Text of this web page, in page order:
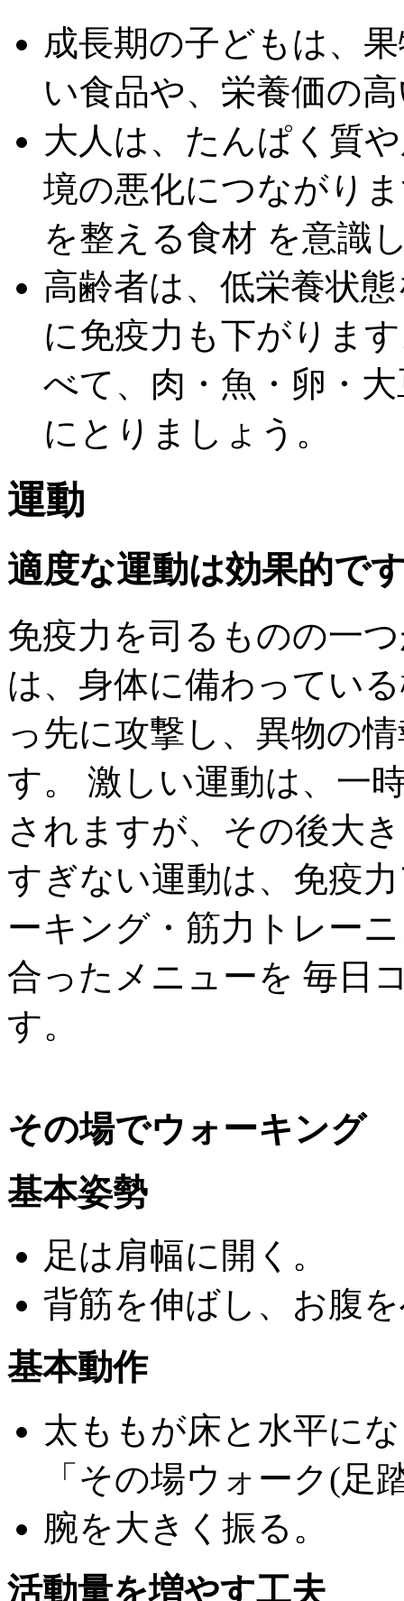
成長期の子どもは、
い食品や、栄養価の
大人は、たんぱく質
境の悪化につながり
を整える食材 を意識
高齢者は、低栄養状
に免疫力も下がりま
べて、肉・魚・卵・
にとりましょう。
運動
適度な運動は効果的で
免疫力を司るものの一
は、身体に備わってい
っ先に攻撃し、異物の
す。 激しい運動は、一
されますが、その後大
すぎない運動は、免疫
ーキング・筋力トレー
合ったメニューを 毎日
す。
その場でウォーキング
基本姿勢
足は肩幅に開く。
背筋を伸ばし、お腹
基本動作
太ももが床と水平に
「その場ウォーク(足
腕を大きく振る。
活動量を増やす工夫